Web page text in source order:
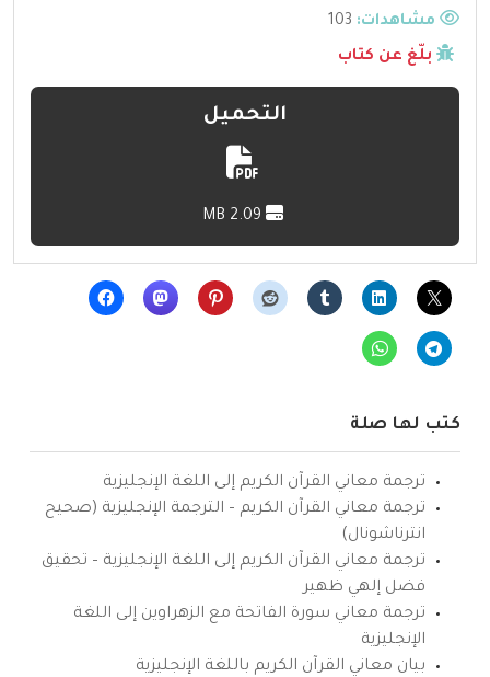
مشاهدات:
بلّغ عن كتاب
التحميل
كتب لها صلة
ترجمة معاني القرآن الكريم إلى اللغة الإنجليزية
ترجمة معاني القرآن الكريم – الترجمة الإنجليزية (صحيح
انترناشونال)
ترجمة معاني القرآن الكريم إلى اللغة الإنجليزية – تحقيق
فضل إلهي ظهير
ترجمة معاني سورة الفاتحة مع الزهراوين إلى اللغة
الإنجليزية
بيان معاني القرآن الكريم باللغة الإنجليزية